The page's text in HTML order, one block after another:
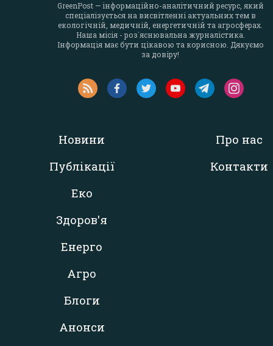
GreenPost — інформаційно-аналітичний ресурс, який
спеціалізується на висвітленні актуальних тем в
екологічній, медичній, енергетичній та агросферах.
Наша місія - роз`яснювальна журналістика.
Інформація має бути цікавою та корисною. Дякуємо
за довіру!
Новини
Публікації
Еко
Здоров'я
Енерго
Агро
Блоги
Анонси
Про нас
Контакти